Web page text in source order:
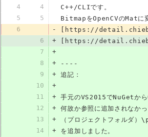
4
4
C++/CLIです。
5
5
BitmapをOpenCVのMatに
6
-
[https://
6
+
[https://
7
+
8
+
----
9
+
追記：
10
+
11
+
手元のVS2015でNuGetか
12
+
何故か参照に追加されなか
13
+
（プロジェクトフォル
14
+
を追加しました。